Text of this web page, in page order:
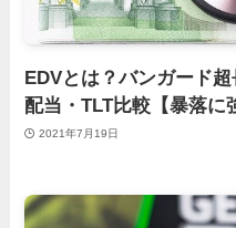
EDVとは？バンガード
配当・TLT比較【暴落に
2021年7月19日